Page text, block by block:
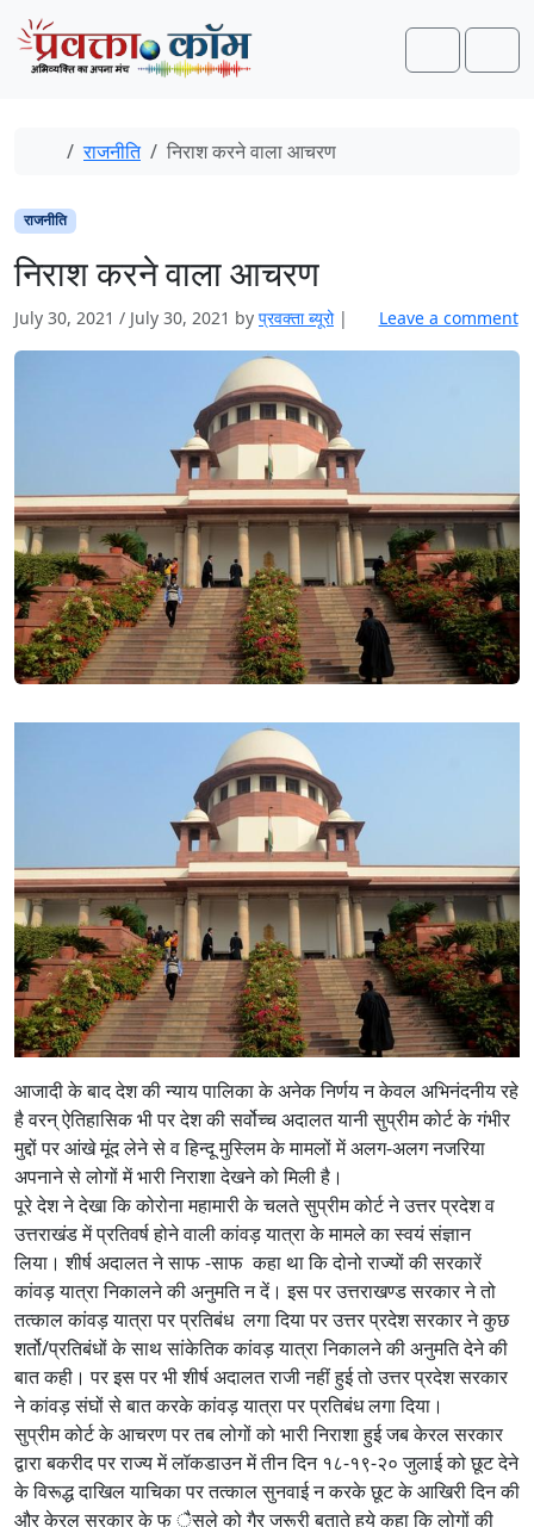
Skip to content
Skip to footer
Search
Home
राजनीति निराश करने वाला आचरण
राजनीति
निराश करने वाला आचरण
July 30, 2021 / July 30, 2021 by प्रवक्‍ता ब्यूरो | Leave a comment
आजादी के बाद देश की न्याय पालिका के अनेक निर्णय न केवल अभिनंदनीय रहे
है वरन् ऐतिहासिक भी पर देश की सर्वोच्च अदालत यानी सुप्रीम कोर्ट के गंभीर
मुद्दों पर आंखे मूंद लेने से व हिन्दू मुस्लिम के मामलों में अलग-अलग नजरिया
अपनाने से लोगों में भारी निराशा देखने को मिली है।
पूरे देश ने देखा कि कोरोना महामारी के चलते सुप्रीम कोर्ट ने उत्तर प्रदेश व
उत्तराखंड में प्रतिवर्ष होने वाली कांवड़ यात्रा के मामले का स्वयं संज्ञान
लिया। शीर्ष अदालत ने साफ -साफ कहा था कि दोनो राज्यों की सरकारें
कांवड़ यात्रा निकालने की अनुमति न दें। इस पर उत्तराखण्ड सरकार ने तो
तत्काल कांवड़ यात्रा पर प्रतिबंध लगा दिया पर उत्तर प्रदेश सरकार ने कुछ
शर्तो/प्रतिबंधों के साथ सांकेतिक कांवड़ यात्रा निकालने की अनुमति देने की
बात कही। पर इस पर भी शीर्ष अदालत राजी नहीं हुई तो उत्तर प्रदेश सरकार
ने कांवड़ संघों से बात करके कांवड़ यात्रा पर प्रतिबंध लगा दिया।
सुप्रीम कोर्ट के आचरण पर तब लोगों को भारी निराशा हुई जब केरल सरकार
द्वारा बकरीद पर राज्य में लॉकडाउन में तीन दिन १८-१९-२० जुलाई को छूट देने
के विरूद्ध दाखिल याचिका पर तत्काल सुनवाई न करके छूट के आखिरी दिन की
और केरल सरकार के फ ैसले को गैर जरूरी बताते हुये कहा कि लोगों की